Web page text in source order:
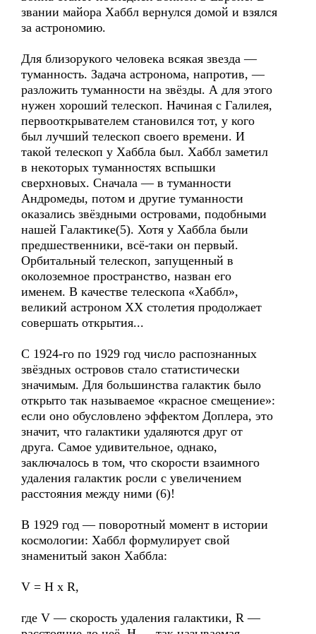
звании майора Хаббл вернулся домой и взялся
за астрономию.
Для близорукого человека всякая звезда —
туманность. Задача астронома, напротив, —
разложить туманности на звёзды. А для этого
нужен хороший телескоп. Начиная с Галилея,
первооткрывателем становился тот, у кого
был лучший телескоп своего времени. И
такой телескоп у Хаббла был. Хаббл заметил
в некоторых туманностях вспышки
сверхновых. Сначала — в туманности
Андромеды, потом и другие туманности
оказались звёздными островами, подобными
нашей Галактике(5). Хотя у Хаббла были
предшественники, всё-таки он первый.
Орбитальный телескоп, запущенный в
околоземное пространство, назван его
именем. В качестве телескопа «Хаббл»,
великий астроном XX столетия продолжает
совершать открытия...
С 1924-го по 1929 год число распознанных
звёздных островов стало статистически
значимым. Для большинства галактик было
открыто так называемое «красное смещение»:
если оно обусловлено эффектом Доплера, это
значит, что галактики удаляются друг от
друга. Самое удивительное, однако,
заключалось в том, что скорости взаимного
удаления галактик росли с увеличением
расстояния между ними (6)!
В 1929 год — поворотный момент в истории
космологии: Хаббл формулирует свой
знаменитый закон Хаббла:
V = H x R,
где V — скорость удаления галактики, R —